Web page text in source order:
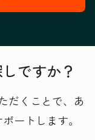
ですか？
だくことで、あ
ートします。